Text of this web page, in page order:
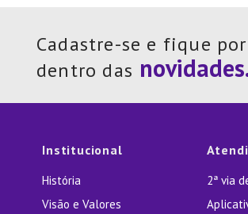
Cadastre-se e fique por
dentro das
Institucional
História
Visão e Valores
2ª via